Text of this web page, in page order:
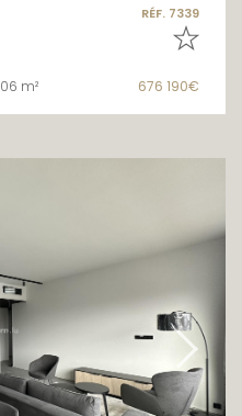
RÉF. 7339
m² 676 190€